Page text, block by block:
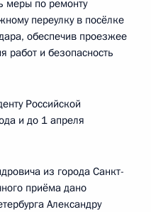
меры по ремонту
переулку в посёлке
обеспечив проезжее
работ и безопасность
Российской
и до 1 апреля
из города Санкт-
приёма дано
Александру